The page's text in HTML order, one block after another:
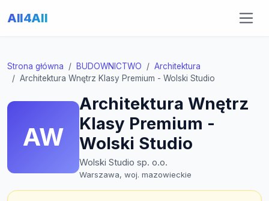
All4All
Strona główna BUDOWNICTWO
Architektura
Architektura Wnętrz Klasy Premium - Wolski Studio
AW
Architektura Wnętrz
Klasy Premium -
Wolski Studio
Wolski Studio sp. o.o.
Warszawa, woj. mazowieckie